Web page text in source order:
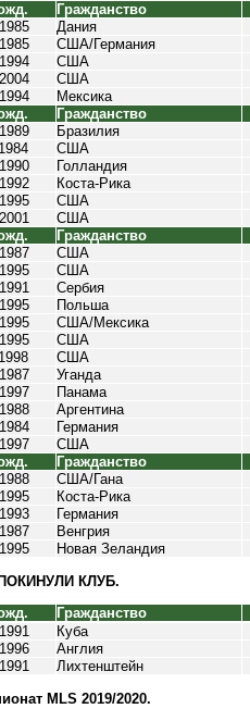
Гражданство
Дания
США/Германия
США
США
Мексика
Гражданство
Бразилия
США
Голландия
Коста-Рика
США
США
Гражданство
США
США
Сербия
Польша
США/Мексика
США
США
Уганда
Панама
Аргентина
Германия
США
Гражданство
США/Гана
Коста-Рика
Германия
Венгрия
Новая Зеландия
ПОКИНУЛИ КЛУБ.
Гражданство
Куба
Англия
Лихтенштейн
MLS 2019/2020.